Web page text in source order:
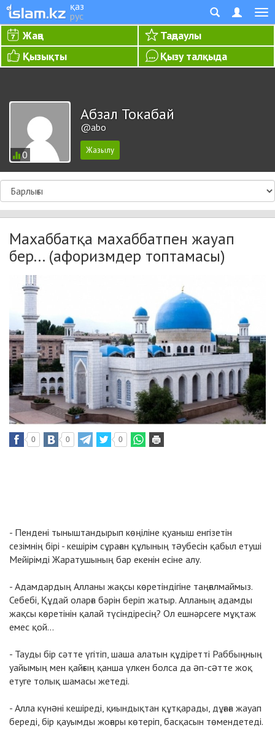
қаз
рус
Жаңа
Таңдаулы
Қызықты
Қызу талқыда
0
Абзал Токабай
@abo
Махаббатқа махаббатпен жауап
бер... (афоризмдер топтамасы)
0 0 0
- Пендені тыныштандырып көңіліне қуаныш енгізетін
сезімнің бірі - кешірім сұраған құлының тəубесін қабыл етуші
Мейірімді Жаратушының бар екенін есіне алу.
- Адамдардың Алланы жақсы көретіндігіне таңғалмаймыз.
Себебі, Құдай оларға бәрін беріп жатыр. Алланың адамды
жақсы көретінін қалай түсіндіресің? Ол ешнәрсеге мұқтаж
емес қой...
- Тауды бір сәтте үгітіп, шаша алатын құдіретті Раббыңның
уайымың мен қайғың қанша үлкен болса да əп-сəтте жоқ
етуге толық шамасы жетеді.
- Алла күнəні кешіреді, қиындықтан құтқарады, дұғаға жауап
береді, бір қауымды жоғары көтеріп, басқасын төмендетеді.